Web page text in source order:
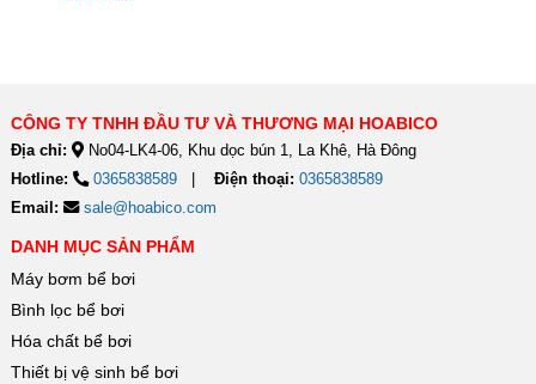
CÔNG TY TNHH ĐẦU TƯ VÀ THƯƠNG MẠI HOABICO
Địa chỉ:
No04-LK4-06, Khu dọc bún 1, La Khê, Hà Đông
Hotline:
0365838589 Điện thoại: 0365838589
Email:
sale@hoabico.com
DANH MỤC SẢN PHẨM
Máy bơm bể bơi
Bình lọc bể bơi
Hóa chất bể bơi
Thiết bị vệ sinh bể bơi